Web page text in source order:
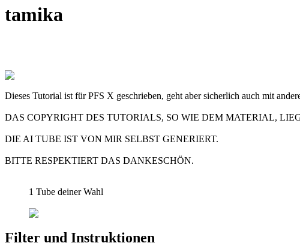
tamika
Dieses Tutorial ist für PFS X geschrieben, geht aber sicherlich auch mit
DAS COPYRIGHT DES TUTORIALS, SO WIE DEM MATERIAL,
DIE AI TUBE IST VON MIR SELBST GENERIERT.
BITTE RESPEKTIERT DAS DANKESCHÖN.
1 Tube deiner Wahl
Filter und Instruktionen